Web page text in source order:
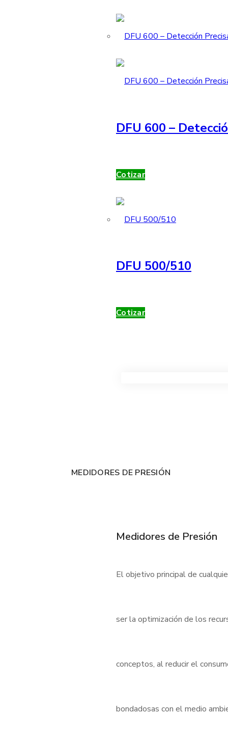
DFU 600 –
Cotizar
DFU 500/510
Cotizar
MEDIDORES DE PRESIÓN
Medidores de Presión
El objetivo principal de
ser la optimización de los
conceptos, al reducir el
bondadosas con el medio